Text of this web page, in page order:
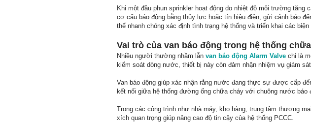
Khi một đầu phun sprinkler hoạt động do nhiệt độ môi trường
cơ cấu báo động bằng thủy lực hoặc tín hiệu điện, gửi cảnh báo
thể nhanh chóng xác định tình trạng hệ thống và triển khai các
Vai trò của van báo động trong hệ thống
Nhiều người thường nhầm lẫn van báo động Alarm Valve chỉ là
kiểm soát dòng nước, thiết bị này còn đảm nhận nhiệm vụ giám
Van báo động giúp xác nhận rằng nước đang thực sự được cấp
kết nối giữa hệ thống đường ống chữa cháy với chuông nước báo
Trong các công trình như nhà máy, kho hàng, trung tâm thương
xích quan trọng giúp nâng cao độ tin cậy của hệ thống PCCC.